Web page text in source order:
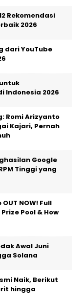
Rekomendasi
2026
dari YouTube
Indonesia 2026
Romi Arizyanto
Kajari, Pernah
Google
Tinggi yang
NOW! Full
Pool & How
Awal Juni
Solana
Naik, Berikut
hingga